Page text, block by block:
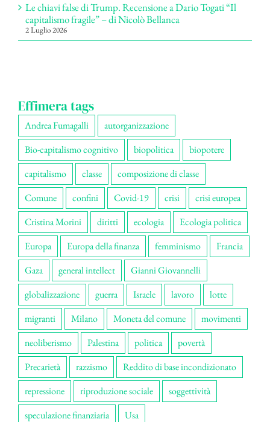
Le chiavi false di Trump. Recensione a Dario Togati “Il
capitalismo fragile” – di Nicolò Bellanca
2 Luglio 2026
Effimera tags
Andrea Fumagalli
autorganizzazione
Bio-capitalismo cognitivo
biopolitica
biopotere
capitalismo
classe
composizione di classe
Comune
confini Covid-19 crisi
crisi europea
Cristina Morini
diritti ecologia
Ecologia politica
Europa
Europa della finanza femminismo
Francia
Gaza
general intellect
Gianni Giovannelli
globalizzazione
guerra Israele lavoro
lotte
migranti
Milano Moneta del comune
movimenti
neoliberismo
Palestina politica
povertà
Precarietà
razzismo
Reddito di base incondizionato
repressione
riproduzione sociale
soggettività
speculazione finanziaria
Usa